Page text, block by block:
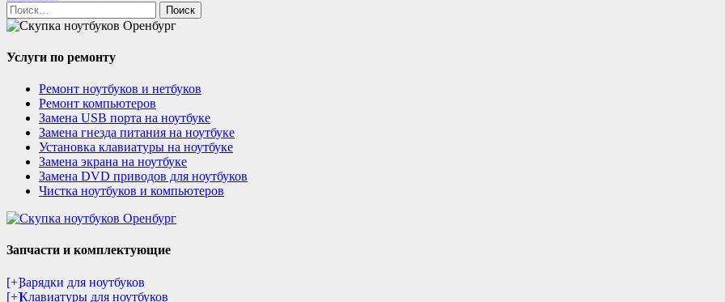
Найти:
Услуги по ремонту
Ремонт ноутбуков и нетбуков
Ремонт компьютеров
Замена USB порта на ноутбуке
Замена гнезда питания на ноутбуке
Установка клавиатуры на ноутбуке
Замена экрана на ноутбуке
Замена DVD приводов для ноутбуков
Чистка ноутбуков и компьютеров
Запчасти и комплектующие
[+]Зарядки для ноутбуков
[+]Клавиатуры для ноутбуков